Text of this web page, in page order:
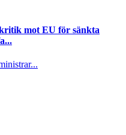
mot EU för sänkta